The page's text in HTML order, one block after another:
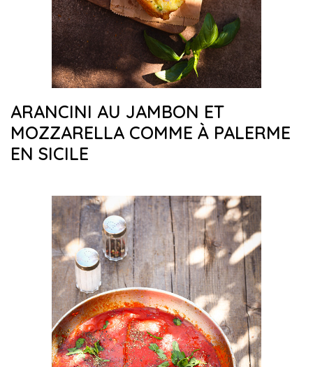
ARANCINI AU JAMBON ET
MOZZARELLA COMME À PALERME
EN SICILE